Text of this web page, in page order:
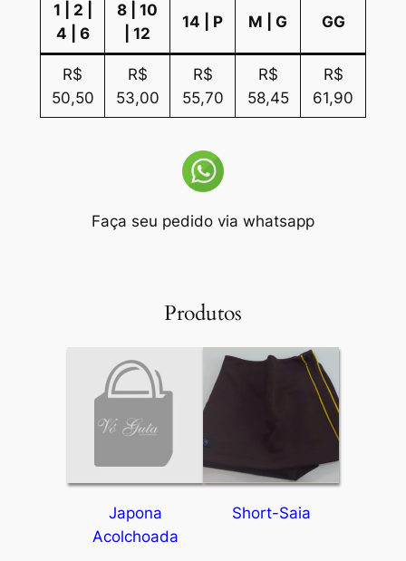
1 | 2 |
4 | 6
8 | 10
| 12
14 | P M | G GG
R$
50,50
R$
53,00
R$
55,70
R$
58,45
R$
61,90
Faça seu pedido via whatsapp
Produtos
Japona
Acolchoada
Short-Saia